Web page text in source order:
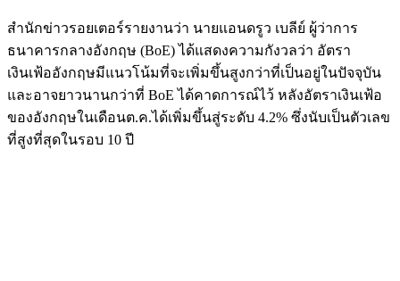
สำนักข่าวรอยเตอร์รายงานว่า นายแอนดรูว เบลีย์ ผู้ว่าการ
ธนาคารกลางอังกฤษ (BoE) ได้แสดงความกังวลว่า อัตรา
เงินเฟ้ออังกฤษมีแนวโน้มที่จะเพิ่มขึ้นสูงกว่าที่เป็นอยู่ในปัจจุบัน
และอาจยาวนานกว่าที่ BoE ได้คาดการณ์ไว้ หลังอัตราเงินเฟ้อ
ของอังกฤษในเดือนต.ค.ได้เพิ่มขึ้นสู่ระดับ 4.2% ซึ่งนับเป็นตัวเลข
ที่สูงที่สุดในรอบ 10 ปี